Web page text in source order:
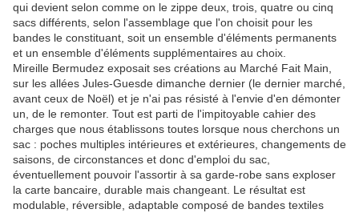
qui devient selon comme on le zippe deux, trois, quatre ou cinq
sacs différents, selon l'assemblage que l'on choisit pour les
bandes le constituant, soit un ensemble d'éléments permanents
et un ensemble d'éléments supplémentaires au choix.
Mireille Bermudez exposait ses créations au Marché Fait Main,
sur les allées Jules-Guesde dimanche dernier (le dernier marché,
avant ceux de Noël) et je n'ai pas résisté à l'envie d'en démonter
un, de le remonter. Tout est parti de l'impitoyable cahier des
charges que nous établissons toutes lorsque nous cherchons un
sac : poches multiples intérieures et extérieures, changements de
saisons, de circonstances et donc d'emploi du sac,
éventuellement pouvoir l'assortir à sa garde-robe sans exploser
la carte bancaire, durable mais changeant. Le résultat est
modulable, réversible, adaptable composé de bandes textiles